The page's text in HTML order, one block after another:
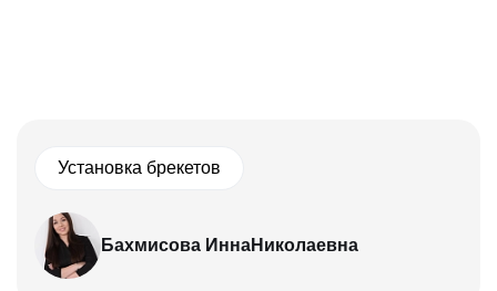
Установка брекетов
Бахмисова ИннаНиколаевна